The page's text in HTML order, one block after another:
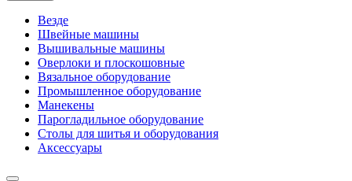
Везде
Швейные машины
Вышивальные машины
Оверлоки и плоскошовные
Вязальное оборудование
Промышленное оборудование
Манекены
Парогладильное оборудование
Столы для шитья и оборудования
Аксессуары